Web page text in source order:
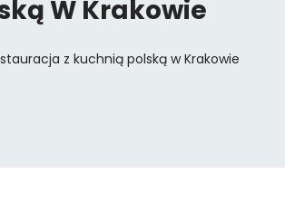
W Krakowie
z kuchnią polską w Krakowie